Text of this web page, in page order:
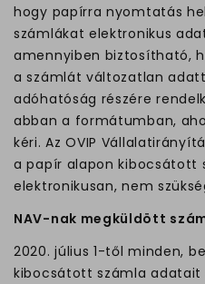
hogy papírra nyomtatás
számlákat elektronikus
amennyiben biztosítható,
a számlát változatlan
adóhatóság részére
abban a formátumban,
kéri. Az OVIP
a papír alapon kibocsátott
elektronikusan, nem
NAV-nak megküldött
2020. július 1-től minden,
kibocsátott számla adatait